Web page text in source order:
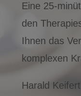
Eine 25-
den
Ihnen das
komplexen
Harald